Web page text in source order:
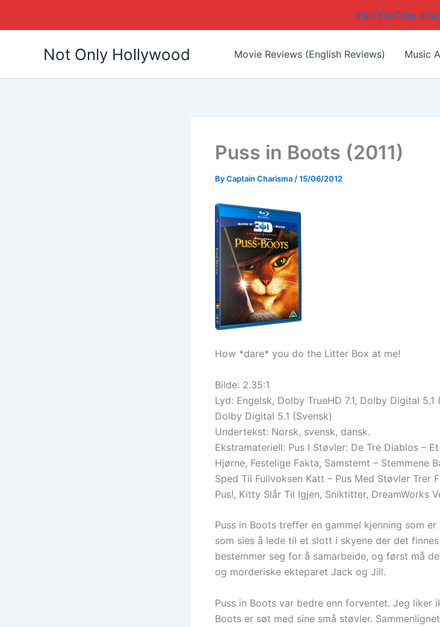
Visit YouTube
Not Only Hollywood Movie Reviews (English Reviews) Music
Puss in Boots (2011)
ByCaptain Charisma/15/06/2012
How *dare* you do the Litter Box at me!
Bilde: 2.35:1
Lyd: Engelsk, Dolby TrueHD 7.1, Dolby Digital
Dolby Digital 5.1 (Svensk)
Undertekst: Norsk, svensk, dansk.
Ekstramateriell: Pus I Støvler: De Tre Diablos –
Hjørne, Festelige Fakta, Samstemt – Stemmene
Sped Til Fullvoksen Katt – Pus Med Støvler Trer
Pus!, Kitty Slår Til Igjen, Sniktitter, DreamWorks
Puss in Boots treffer en gammel kjenning som
som sies å lede til et slott i skyene der det
bestemmer seg for å samarbeide, og først må
og morderiske ekteparet Jack og Jill.
Puss in Boots var bedre enn forventet. Jeg liker
Boots er søt med sine små støvler.